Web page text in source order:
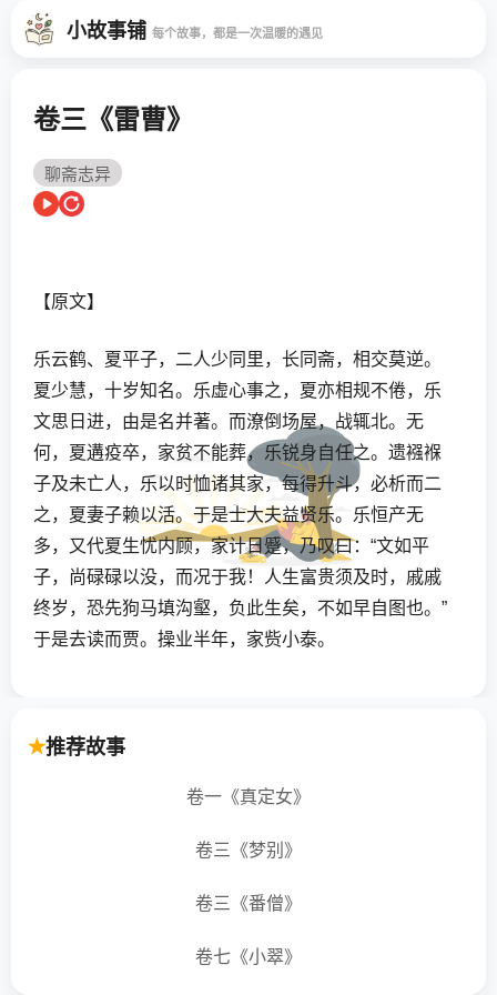
小故事铺 每个故事，都是一次温暖的遇见
卷三《雷曹》
聊斋志异
【原文】
乐云鹤、夏平子，二人少同里，长同斋，相交莫逆。
夏少慧，十岁知名。乐虚心事之，夏亦相规不倦，乐
文思日进，由是名并著。而潦倒场屋，战辄北。无
何，夏遘疫卒，家贫不能葬，乐锐身自任之。遗襁褓
子及未亡人，乐以时恤诸其家，每得升斗，必析而二
之，夏妻子赖以活。于是士大夫益贤乐。乐恒产无
多，又代夏生忧内顾，家计日蹙，乃叹曰：“文如平
子，尚碌碌以没，而况于我！人生富贵须及时，戚戚
终岁，恐先狗马填沟壑，负此生矣，不如早自图也。”
于是去读而贾。操业半年，家赀小泰。
其人亦不语。乐推食食之，则以手掬啖，顷刻已尽。
乐又益以兼人之馔，食复尽。遂命主人割豚肩，堆以
如此饫饱。”乐曰：“君固壮士，何飘泊若此？”曰：“罪
舟，朝村而暮郭耳。”乐整装欲行，其人相从，恋恋不
去。乐辞之，告曰：“君有大难，吾不忍忘一饭之德。”
推荐故事
卷一《真定女》
卷三《梦别》
卷三《番僧》
卷七《小翠》